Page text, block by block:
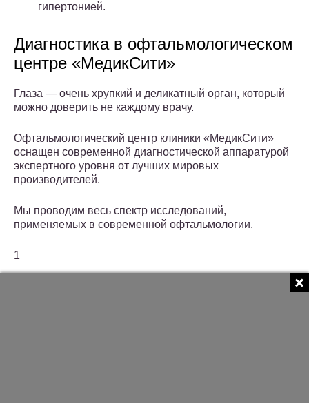
гипертонией.
Диагностика в офтальмологическом
центре «МедикСити»
Глаза — очень хрупкий и деликатный орган, который
можно доверить не каждому врачу.
Офтальмологический центр клиники «МедикСити»
оснащен современной диагностической аппаратурой
экспертного уровня от лучших мировых
производителей.
Мы проводим весь спектр исследований,
применяемых в современной офтальмологии.
1